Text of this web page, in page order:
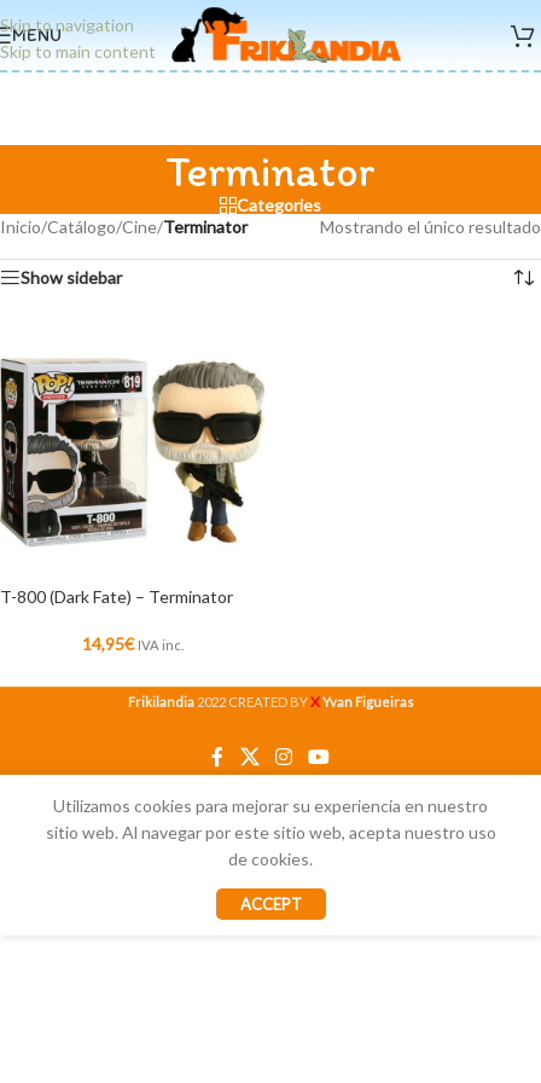
Skip to navigation
Skip to main content
MENU
Terminator
Categories
Inicio/Catálogo/Cine/Terminator Mostrando el único resultado
Show sidebar
T-800 (Dark Fate) – Terminator
14,95€ IVA inc.
Frikilandia 2022 CREATED BYXYvan Figueiras
Utilizamos cookies para mejorar su experiencia en nuestro
sitio web. Al navegar por este sitio web, acepta nuestro uso
de cookies.
ACCEPT